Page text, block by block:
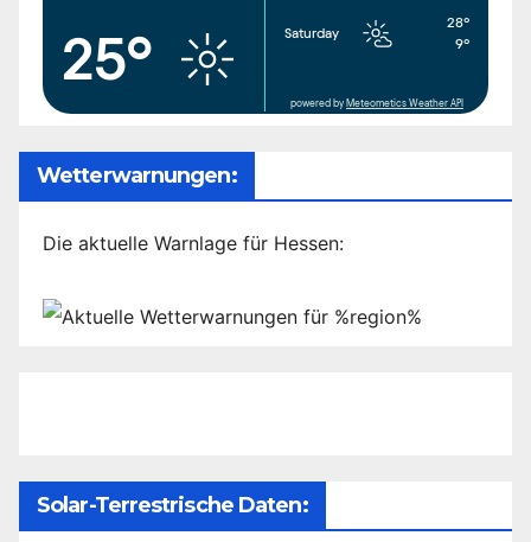
25° Saturday
28°
9°
powered by Meteometics Weather API
Wetterwarnungen:
Die aktuelle Warnlage für Hessen:
Solar-Terrestrische Daten: